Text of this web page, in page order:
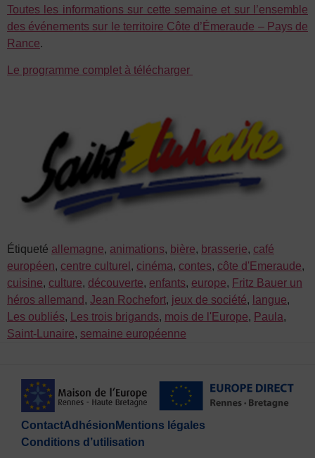
Toutes les informations sur cette semaine et sur l’ensemble
des événements sur le territoire Côte d’Émeraude – Pays de
Rance.
Le programme complet à télécharger
Étiqueté allemagne, animations, bière, brasserie, café
européen, centre culturel , cinéma, contes, côte d'Emeraude,
cuisine, culture, découverte, enfants, europe, Fritz Bauer un
héros allemand , Jean Rochefort, jeux de société, langue,
Les oubliés, Les trois brigands, mois de l'Europe, Paula,
Saint-Lunaire, semaine européenne
ContactAdhésion Mentions légales
Conditions d’utilisation